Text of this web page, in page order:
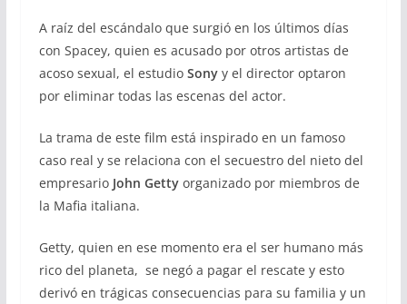
A raíz del escándalo que surgió en los últimos días
con Spacey, quien es acusado por otros artistas de
acoso sexual, el estudio Sonyy el director optaron
por eliminar todas las escenas del actor.
La trama de este film está inspirado en un famoso
caso real y se relaciona con el secuestro del nieto del
empresario John Gettyorganizado por miembros de
la Mafia italiana.
Getty, quien en ese momento era el ser humano más
rico del planeta, se negó a pagar el rescate y esto
derivó en trágicas consecuencias para su familia y un